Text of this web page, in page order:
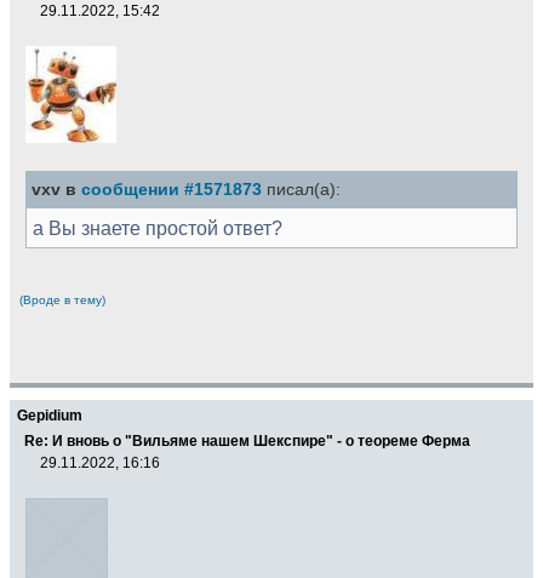
29.11.2022, 15:42
vxv в сообщении #1571873 писал(а):
а Вы знаете простой ответ?
(Вроде в тему)
Gepidium
Re: И вновь о "Вильяме нашем Шекспире" - о теореме Ферма
29.11.2022, 16:16